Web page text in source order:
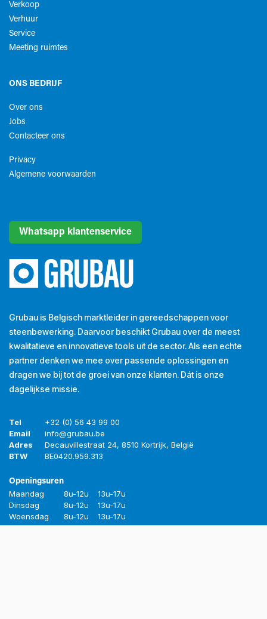
Verkoop
Verhuur
Service
Meeting ruimtes
ONS BEDRIJF
Over ons
Jobs
Contacteer ons
Privacy
Algemene voorwaarden​
Whatsapp klantenservice
Grubau is Belgisch marktleider in gereedschappen voor
steenbewerking. Daarvoor beschikt Grubau over de meest
kwalitatieve en innovatieve tools uit de sector. Als een echte
partner denken we mee over passende oplossingen en
dragen we bij tot de groei van onze klanten. Dát is onze
dagelijkse missie.
Tel
+32 (0) 56 43 99 00
Email
info@grubau.be
Adres
Decauvillestraat 24, 8510 Kortrijk, België
BTW
BE0420.959.313
Openingsuren
Maandag 8u-12u
13u-17u
Dinsdag
8u-12u
13u-17u
Woensdag
8u-12u
13u-17u
Donderdag
8u-12u
13u-17u